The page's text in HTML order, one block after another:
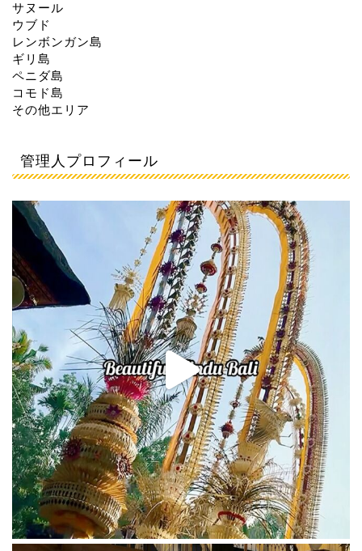
サヌール
ウブド
レンボンガン島
ギリ島
ペニダ島
コモド島
その他エリア
管理人プロフィール